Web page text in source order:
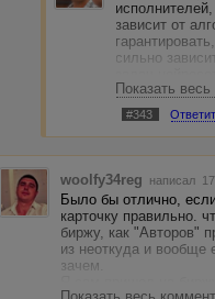
зависит от
сильно
исполнителей.
Показать
#343
woolfy34reg написал
Было бы отлично,
карточку правильно.
биржу, как "Авторов"
из неоткуда и вообще
зачем.